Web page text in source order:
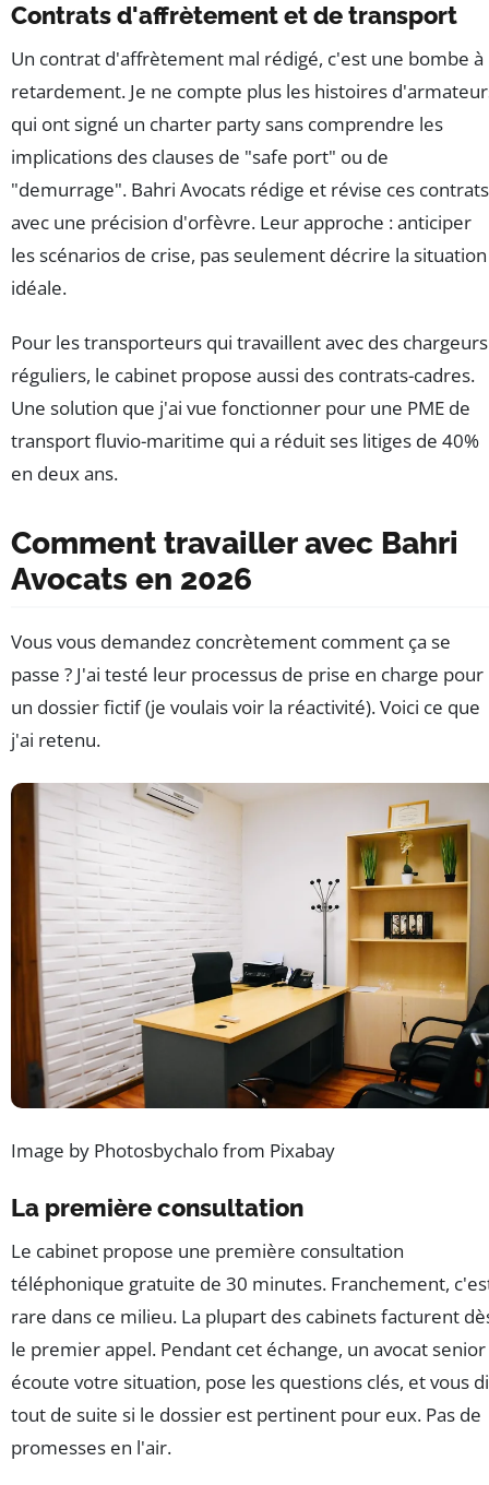
Contrats d'affrètement et de transport
Un contrat d'affrètement mal rédigé, c'est une bombe à
retardement. Je ne compte plus les histoires
qui ont signé un charter party sans comprendre les
implications des clauses de "safe port" ou de
"demurrage". Bahri Avocats rédige et révise ces contrats
avec une précision d'orfèvre. Leur approche : anticiper
les scénarios de crise, pas seulement décrire la situation
idéale.
Pour les transporteurs qui travaillent avec des chargeurs
réguliers, le cabinet propose aussi des contrats-cadres.
Une solution que j'ai vue fonctionner pour une PME de
transport fluvio-maritime qui a réduit ses litiges de 40%
en deux ans.
Comment travailler avec Bahri
Avocats en 2026
Vous vous demandez concrètement comment ça se
passe ? J'ai testé leur processus de prise en charge pour
un dossier fictif (je voulais voir la réactivité). Voici ce que
j'ai retenu.
Image by Photosbychalo from Pixabay
La première consultation
Le cabinet propose une première consultation
téléphonique gratuite de 30 minutes. Franchement,
rare dans ce milieu. La plupart des cabinets facturent
le premier appel. Pendant cet échange, un avocat senior
écoute votre situation, pose les questions clés, et vous
tout de suite si le dossier est pertinent pour eux. Pas de
promesses en l'air.